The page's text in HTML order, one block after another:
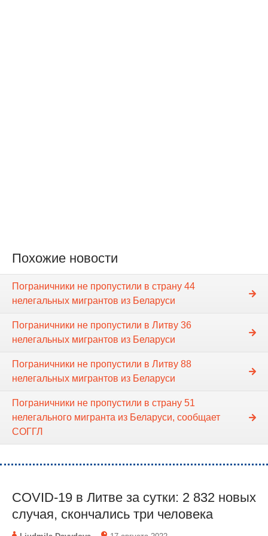
Похожие новости
Пограничники не пропустили в страну 44
нелегальных мигрантов из Беларуси
Пограничники не пропустили в Литву 36
нелегальных мигрантов из Беларуси
Пограничники не пропустили в Литву 88
нелегальных мигрантов из Беларуси
Пограничники не пропустили в страну 51
нелегального мигранта из Беларуси, сообщает
СОГГЛ
COVID-19 в Литве за сутки: 2 832 новых
случая, скончались три человека